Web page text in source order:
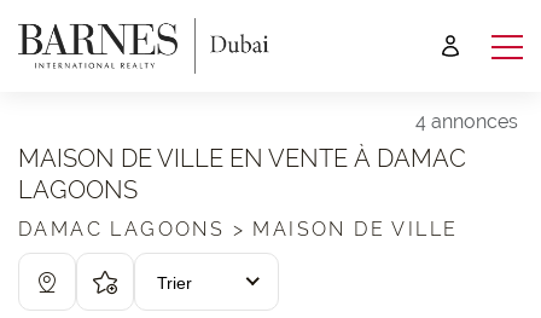
4 annonces
MAISON DE VILLE EN VENTE À DAMAC
LAGOONS
DAMAC LAGOONS > MAISON DE VILLE
Trier